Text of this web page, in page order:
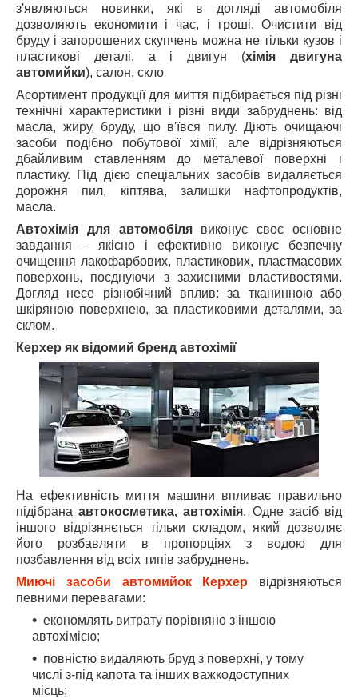
з'являються новинки, які в догляді автомобіля
дозволяють економити і час, і гроші. Очистити від
бруду і запорошених скупчень можна не тільки кузов і
пластикові деталі, а і двигун (хімія двигуна
автомийки), салон, скло
Асортимент продукції для миття підбирається під різні
технічні характеристики і різні види забруднень: від
масла, жиру, бруду, що в'ївся пилу. Діють очищаючі
засоби подібно побутової хімії, але відрізняються
дбайливим ставленням до металевої поверхні і
пластику. Під дією спеціальних засобів видаляється
дорожня пил, кіптява, залишки нафтопродуктів,
масла.
Автохімія для автомобіля виконує своє основне
завдання – якісно і ефективно виконує безпечну
очищення лакофарбових, пластикових, пластмасових
поверхонь, поєднуючи з захисними властивостями.
Догляд несе різнобічний вплив: за тканинною або
шкіряною поверхнею, за пластиковими деталями, за
склом.
Керхер як відомий бренд автохімії
На ефективність миття машини впливає правильно
підібранаавтокосметика, автохімія. Одне засіб від
іншого відрізняється тільки складом, який дозволяє
його розбавляти в пропорціях з водою для
позбавлення від всіх типів забруднень.
Миючі засоби автомийок Керхер
відрізняються
певними перевагами:
економлять витрату порівняно з іншою
автохімією;
повністю видаляють бруд з поверхні, у тому
числі з-під капота та інших важкодоступних
місць;